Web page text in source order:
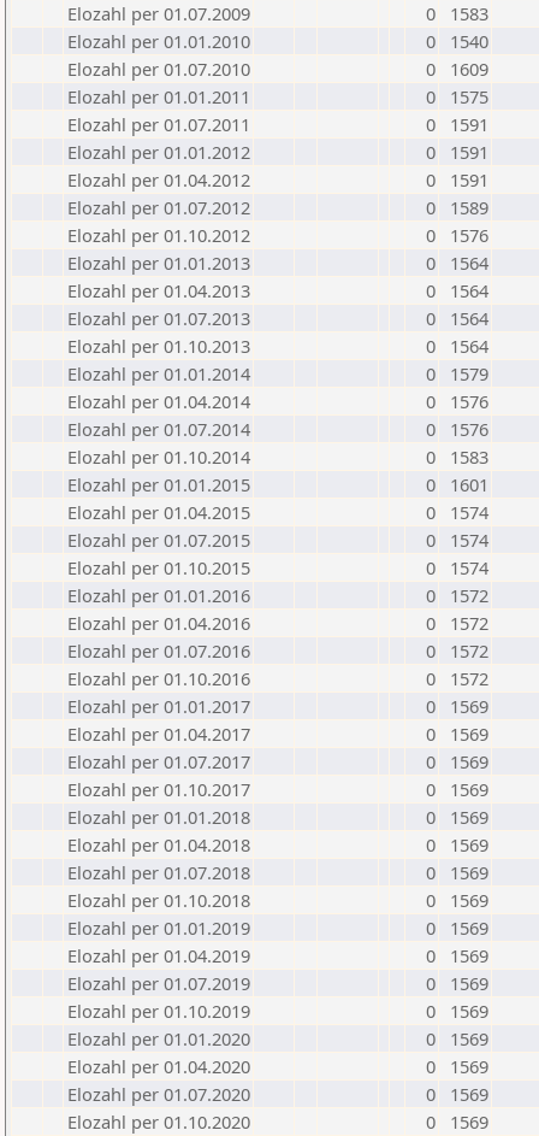
Elozahl per 01.07.2009
0
1583
Elozahl per 01.01.2010
0
1540
Elozahl per 01.07.2010
0
1609
Elozahl per 01.01.2011
0
1575
Elozahl per 01.07.2011
0
1591
Elozahl per 01.01.2012
0
1591
Elozahl per 01.04.2012
0
1591
Elozahl per 01.07.2012
0
1589
Elozahl per 01.10.2012
0
1576
Elozahl per 01.01.2013
0
1564
Elozahl per 01.04.2013
0
1564
Elozahl per 01.07.2013
0
1564
Elozahl per 01.10.2013
0
1564
Elozahl per 01.01.2014
0
1579
Elozahl per 01.04.2014
0
1576
Elozahl per 01.07.2014
0
1576
Elozahl per 01.10.2014
0
1583
Elozahl per 01.01.2015
0
1601
Elozahl per 01.04.2015
0
1574
Elozahl per 01.07.2015
0
1574
Elozahl per 01.10.2015
0
1574
Elozahl per 01.01.2016
0
1572
Elozahl per 01.04.2016
0
1572
Elozahl per 01.07.2016
0
1572
Elozahl per 01.10.2016
0
1572
Elozahl per 01.01.2017
0
1569
Elozahl per 01.04.2017
0
1569
Elozahl per 01.07.2017
0
1569
Elozahl per 01.10.2017
0
1569
Elozahl per 01.01.2018
0
1569
Elozahl per 01.04.2018
0
1569
Elozahl per 01.07.2018
0
1569
Elozahl per 01.10.2018
0
1569
Elozahl per 01.01.2019
0
1569
Elozahl per 01.04.2019
0
1569
Elozahl per 01.07.2019
0
1569
Elozahl per 01.10.2019
0
1569
Elozahl per 01.01.2020
0
1569
Elozahl per 01.04.2020
0
1569
Elozahl per 01.07.2020
0
1569
Elozahl per 01.10.2020
0
1569